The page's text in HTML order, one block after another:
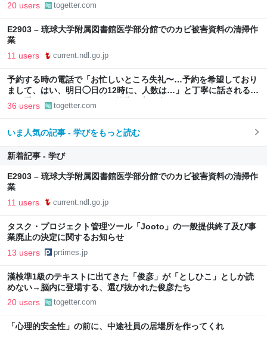
20 users togetter.com
E2903 – 琉球大学附属図書館医学部分館でのカビ被害資料の清掃作
業
11 users current.ndl.go.jp
予約する時の電話で「お忙しいところ失礼〜…予約を希望しており
まして、はい、明日◯日の12時に、人数は…」と丁寧に話されるよ
り、受ける側としてはもっと簡潔な方が楽なんだよな
36 users togetter.com
いま人気の記事 - 学びをもっと読む
新着記事 - 学び
E2903 – 琉球大学附属図書館医学部分館でのカビ被害資料の清掃作
業
11 users current.ndl.go.jp
タスク・プロジェクト管理ツール「Jooto」の一般提供終了及び事
業廃止の決定に関するお知らせ
13 users prtimes.jp
漢検準1級のテキストに出てきた「俊彦」が「としひこ」としか読
めない→脳内に登場する、選び抜かれた俊彦たち
20 users togetter.com
「心理的安全性」の前に、中途社員の居場所を作ってくれ